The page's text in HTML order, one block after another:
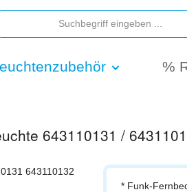
%
643110131 /
* Funk-